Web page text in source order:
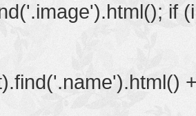
if